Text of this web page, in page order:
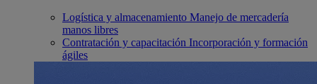
Logística y almacenamiento Manejo de mercadería
manos libres
Contratación y capacitación Incorporación y formación
ágiles